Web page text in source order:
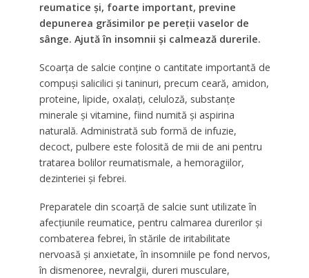
reumatice și, foarte important, previne
depunerea grăsimilor pe pereții vaselor de
sânge. Ajută în insomnii și calmează durerile.
Scoarța de salcie conține o cantitate importantă de
compuși salicilici și taninuri, precum ceară, amidon,
proteine, lipide, oxalați, celuloză, substanțe
minerale și vitamine, fiind numită și aspirina
naturală. Administrată sub formă de infuzie,
decoct, pulbere este folosită de mii de ani pentru
tratarea bolilor reumatismale, a hemoragiilor,
dezinteriei și febrei.
Preparatele din scoarță de salcie sunt utilizate în
afecțiunile reumatice, pentru calmarea durerilor și
combaterea febrei, în stările de iritabilitate
nervoasă și anxietate, în insomniile pe fond nervos,
în dismenoree, nevralgii, dureri musculare,